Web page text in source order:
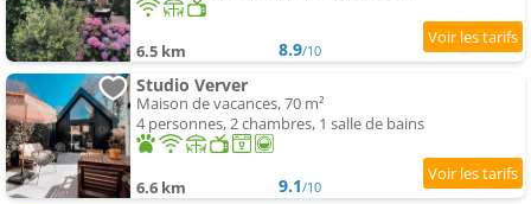
6.5 km 8.9/10
Studio Verver
Maison de vacances, 70 m²
4 personnes, 2 chambres, 1 salle de bains
6.6 km 9.1/10